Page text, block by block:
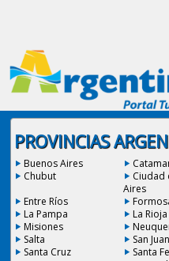
PROVINCIAS
Buenos Aires
Chubut
Ciudad
Aires
Entre Ríos
La Pampa
La Rioja
Misiones
Salta
San Juan
Santa Cruz
Santa Fe